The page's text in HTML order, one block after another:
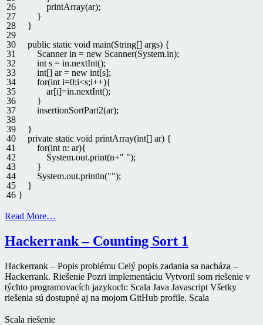
26
27
28
29
30
31
32
33
34
35
36
37
38
39
40
41
42
43
44
45
46
printArray(ar);
}
}
public static void main(String[] args) {
Scannerin = new Scanner(System.in);
int s = in.nextInt();
int[] ar = new int[s];
for(int i=0;i<s;i++){
ar[i]=in.nextInt();
}
insertionSortPart2(ar);
}
private static void printArray(int[] ar) {
for(int n: ar){
System.out.print(n+" ");
}
System.out.println("");
}
}
Read More…
Hackerrank – Counting Sort 1
Hackerrank – Popis problému Celý popis zadania sa nacháza –
Hackerrank. Riešenie Pozri implementáciu Vytvoril som riešenie v
týchto programovacích jazykoch: Scala Java Javascript Všetky
riešenia sú dostupné aj na mojom GitHub profile. Scala
Scala riešenie